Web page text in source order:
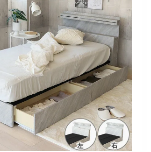
冷感寝具 ワークデスク ウィルトンラ